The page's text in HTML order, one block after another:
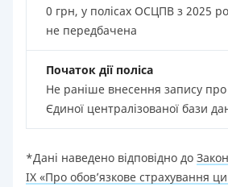
0 грн, у полісах ОСЦПВ з 2025
не передбачена
Початок дії поліса
Не раніше внесення запису про
Єдиної централізованої бази
*Дані наведено відповідно до
IX «Про обов’язкове страхування